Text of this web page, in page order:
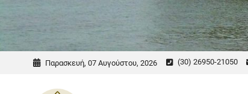
Παρασκευή, 07 Αυγούστου, 2026 (30) 26950-21050